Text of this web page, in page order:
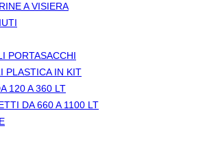
A VISIERA
PORTASACCHI
PLASTICA IN KIT
120 A 360 LT
DA 660 A 1100 LT